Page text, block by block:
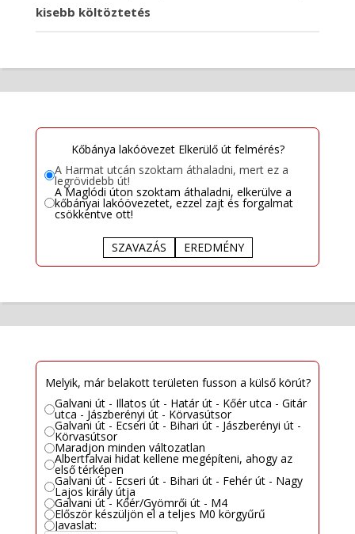
kisebb költöztetés
Kőbánya lakóövezet Elkerülő út felmérés?
A Harmat utcán szoktam áthaladni, mert ez a
legrövidebb út!
A Maglódi úton szoktam áthaladni, elkerülve a
kőbányai lakóövezetet, ezzel zajt és forgalmat
csökkentve ott!
SZAVAZÁS EREDMÉNY
Melyik, már belakott területen fusson a külső körút?
Galvani út - Illatos út - Határ út - Kőér utca - Gitár
utca - Jászberényi út - Körvasútsor
Galvani út - Ecseri út - Bihari út - Jászberényi út -
Körvasútsor
Maradjon minden változatlan
Albertfalvai hidat kellene megépíteni, ahogy az
első térképen
Galvani út - Ecseri út - Bihari út - Fehér út - Nagy
Lajos király útja
Galvani út - Kőér/Gyömrői út - M4
Először készüljön el a teljes M0 körgyűrű
Javaslat: